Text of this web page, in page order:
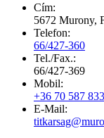
Cím:
5672 Murony,
Telefon:
66/427-360
Tel./Fax.:
66/427-369
Mobil:
+36 70 587
E-Mail: